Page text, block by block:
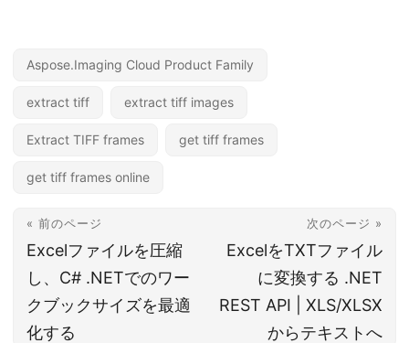
Aspose.Imaging Cloud Product Family
extract tiff extract tiff images
Extract TIFF frames get tiff frames
get tiff frames online
« 前のページ
Excelファイルを圧縮
し、C# .NETでのワー
クブックサイズを最適
化する
次のページ »
ExcelをTXTファイル
に変換する .NET
REST API | XLS/XLSX
からテキストへ